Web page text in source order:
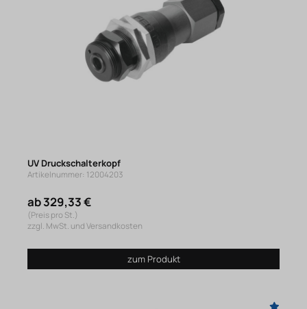
UV Druckschalterkopf
Artikelnummer: 12004203
ab 329,33 €
(Preis pro St.)
zzgl. MwSt. und Versandkosten
zum Produkt